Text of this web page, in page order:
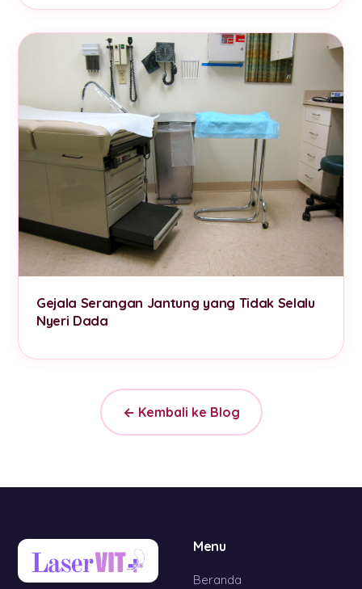
Gejala Serangan Jantung yang Tidak Selalu
Nyeri Dada
← Kembali ke Blog
Menu
Beranda